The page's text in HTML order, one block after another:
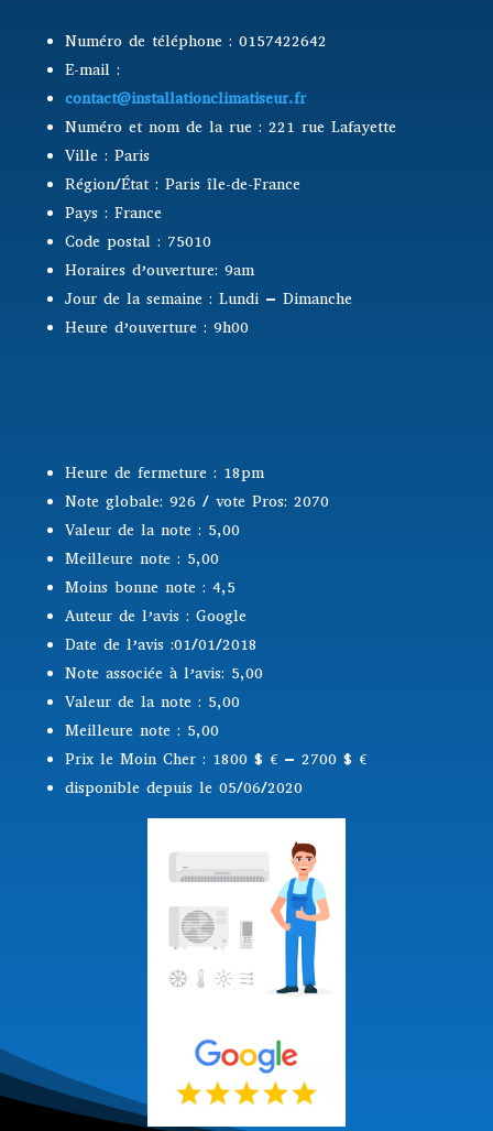
Numéro de téléphone : 0157422642
E-mail :
contact@installationclimatiseur.fr
Numéro et nom de la rue : 221 rue Lafayette
Ville : Paris
Région/État : Paris île-de-France
Pays : France
Code postal : 75010
Horaires d’ouverture: 9am
Jour de la semaine : Lundi – Dimanche
Heure d’ouverture : 9h00
Heure de fermeture : 18pm
Note globale: 926 / vote Pros: 2070
Valeur de la note : 5,00
Meilleure note : 5,00
Moins bonne note : 4,5
Auteur de l’avis : Google
Date de l’avis :01/01/2018
Note associée à l’avis: 5,00
Valeur de la note : 5,00
Meilleure note : 5,00
Prix le Moin Cher : 1800 $ € – 2700 $ €
disponible depuis le 05/06/2020